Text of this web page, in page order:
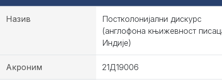
Назив
Постколонијални дискурс
(англофона књижевност
Индије)
Акроним 21Д19006